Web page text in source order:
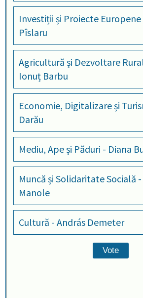
Investiții și Proiecte
Pîslaru
Agricultură și Dezvoltare
Ionuț Barbu
Economie, Digitalizare și
Darău
Mediu, Ape și Păduri - Diana
Muncă și Solidaritate Socială
Manole
Cultură - András Demeter